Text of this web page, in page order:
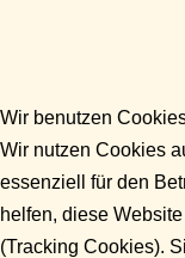
Wir benutzen
Wir nutzen Cookies
essenziell für den
helfen, diese
(Tracking Cookies).